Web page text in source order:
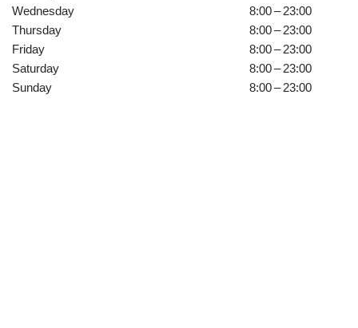
Wednesday
8:00 – 23:00
Thursday
8:00 – 23:00
Friday
8:00 – 23:00
Saturday
8:00 – 23:00
Sunday
8:00 – 23:00